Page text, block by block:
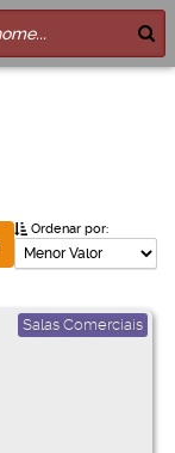
Ordenar por:
Salas Comerciais